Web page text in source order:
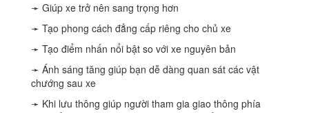
➛ Giúp xe trở nên sang trọng hơn
➛ Tạo phong cách đẳng cấp riêng cho chủ xe
➛ Tạo điểm nhấn nổi bật so với xe nguyên bản
➛ Ánh sáng tăng giúp bạn dễ dàng quan sát các vật
chướng sau xe
➛ Khi lưu thông giúp người tham gia giao thông phía